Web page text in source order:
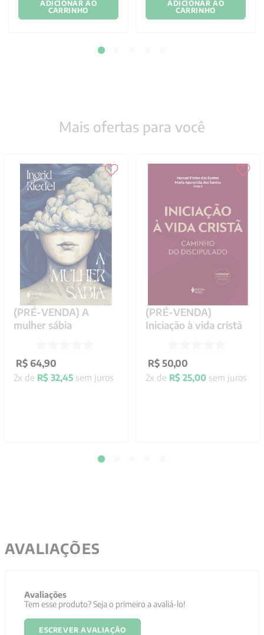
ADICIONAR AO
CARRINHO
ADICIONAR AO
CARRINHO
Mais ofertas para você
(PRÉ-VENDA) A
mulher sábia
R$ 64,90
2x de R$ 32,45 sem juros
(PRÉ-VENDA)
Iniciação à vida cristã
R$ 50,00
2x de R$ 25,00 sem juros
AVALIAÇÕES
Avaliações
Tem esse produto? Seja o primeiro a avaliá-lo!
ESCREVER AVALIAÇÃO